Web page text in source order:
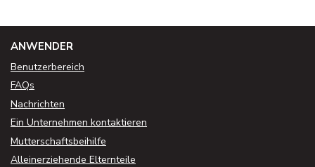
ANWENDER
Benutzerbereich
FAQs
Nachrichten
Ein Unternehmen kontaktieren
Mutterschaftsbeihilfe
Alleinerziehende Elternteile